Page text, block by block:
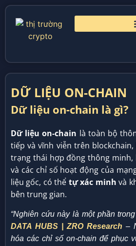
DỮ LIỆU ON-CHAIN
Dữ liệu on-chain là gì?
Dữ liệu on-chain là toàn bộ
tiếp và vĩnh viễn trên
trạng thái hợp đồng thông minh,
và các chỉ số hoạt động của
liệu gốc, có thể tự xác minh và
bên trung gian.
“Nghiên cứu này là một phần
DATA HUBS | ZRO Research –
hóa các chỉ số on-chain để phục